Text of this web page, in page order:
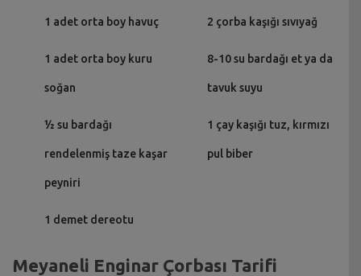
1 adet orta boy havuç
1 adet orta boy kuru
soğan
½ su bardağı
rendelenmiş taze kaşar
peyniri
1 demet dereotu
2 çorba kaşığı sıvıyağ
8-10 su bardağı et ya da
tavuk suyu
1 çay kaşığı tuz, kırmızı
pul biber
Meyaneli Enginar Çorbası Tarifi